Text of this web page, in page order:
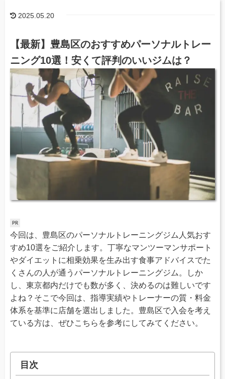
2025.05.20
【最新】豊島区のおすすめパーソナルトレー
ニング10選！安くて評判のいいジムは？
今回は、豊島区のパーソナルトレーニングジム人気おす
すめ10選をご紹介します。丁寧なマンツーマンサポート
やダイエットに相乗効果を生み出す食事アドバイスでた
くさんの人が通うパーソナルトレーニングジム。しか
し、東京都内だけでも数が多く、決めるのは難しいです
よね？そこで今回は、指導実績やトレーナーの質・料金
体系を基準に店舗を選出しました。豊島区で入会を考え
ている方は、ぜひこちらを参考にしてみてください。
目次